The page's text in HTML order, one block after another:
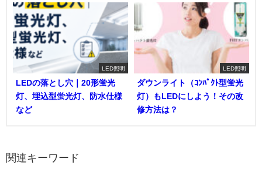
LED照明
LEDの落とし穴｜20形蛍光
灯、埋込型蛍光灯、防水仕様
など
LED照明
ダウンライト（ｺﾝﾊﾟｸﾄ型蛍光
灯）もLEDにしよう！その改
修方法は？
関連キーワード